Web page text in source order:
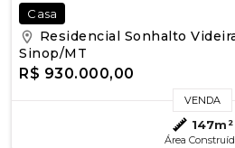
Casa
Residencial Sonhalto
Sinop/MT
R$ 930.000,00
VENDA
147m²
Área